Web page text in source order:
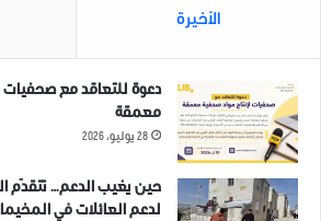
الباب عطشى.. جفاف آبار وشح مياه تنذر بكارثة
الأهالي في الباب ينتظرون منّا فعل أي شيء
جميعاً صوتهم علّ صوتنا يصل.
الأخيرة
دعوة للتعاقد مع صحفيات
معمقة
28 يوليو، 2026
حين يغيب الدعم… تتقدّم
لدعم العائلات في